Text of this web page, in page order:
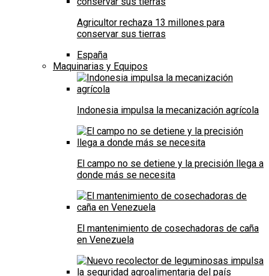
Agricultor rechaza 13 millones para
conservar sus tierras
España
Maquinarias y Equipos
Indonesia impulsa la mecanización agrícola
El campo no se detiene y la precisión llega a
donde más se necesita
El mantenimiento de cosechadoras de caña
en Venezuela